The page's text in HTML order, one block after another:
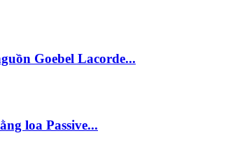
Goebel Lacorde...
loa Passive...